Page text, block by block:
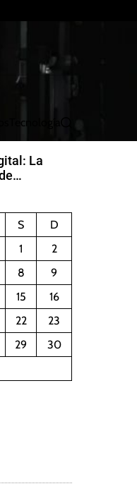
Tecnología
u
La
S
D
1
2
8
9
15
16
22
23
29
30